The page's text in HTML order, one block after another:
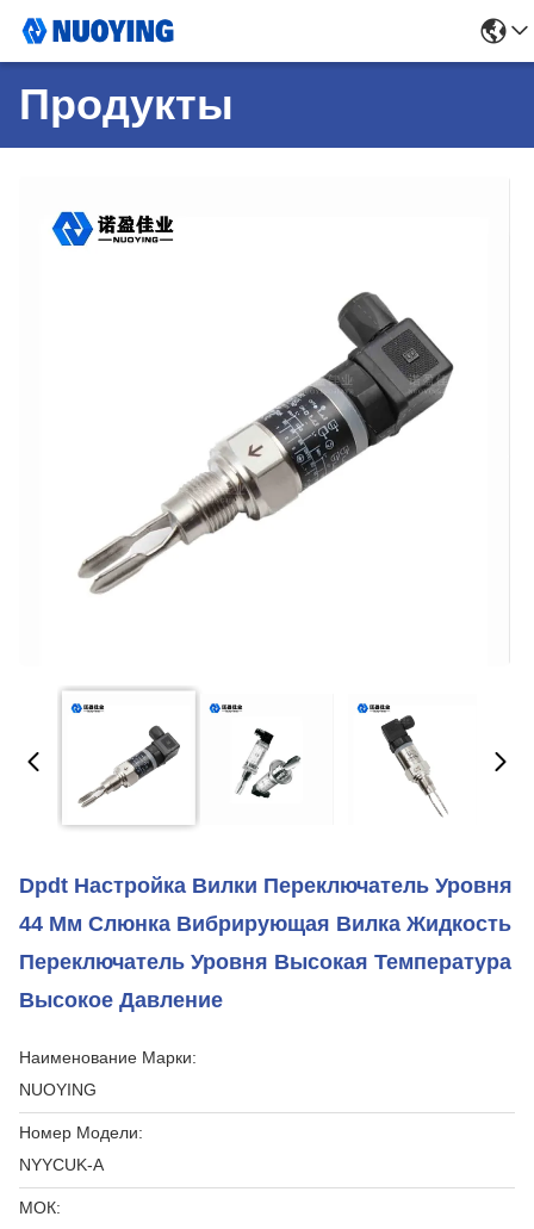
Продукты
Dpdt Настройка Вилки Переключатель Уровня
44 Мм Слюнка Вибрирующая Вилка Жидкость
Переключатель Уровня Высокая Температура
Высокое Давление
Наименование Марки:
NUOYING
Номер Модели:
NYYCUK-A
МОК: